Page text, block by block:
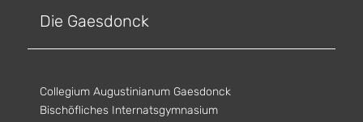
Die Gaesdonck
Collegium Augustinianum Gaesdonck
Bischöfliches Internatsgymnasium